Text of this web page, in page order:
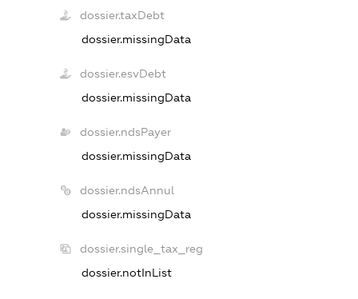
dossier.taxDebt
dossier.missingData
dossier.esvDebt
dossier.missingData
dossier.ndsPayer
dossier.missingData
dossier.ndsAnnul
dossier.missingData
dossier.single_tax_reg
dossier.notInList